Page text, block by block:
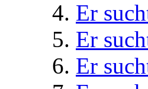
Er
Er
Er